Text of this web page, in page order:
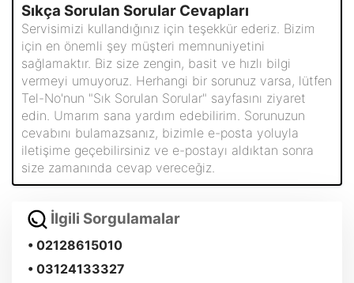
Sıkça Sorulan Sorular Cevapları
Servisimizi kullandığınız için teşekkür ederiz. Bizim
için en önemli şey müşteri memnuniyetini
sağlamaktır. Biz size zengin, basit ve hızlı bilgi
vermeyi umuyoruz. Herhangi bir sorunuz varsa, lütfen
Tel-No'nun "Sık Sorulan Sorular" sayfasını ziyaret
edin. Umarım sana yardım edebilirim. Sorunuzun
cevabını bulamazsanız, bizimle e-posta yoluyla
iletişime geçebilirsiniz ve e-postayı aldıktan sonra
size zamanında cevap vereceğiz.
İlgili Sorgulamalar
• 02128615010
• 03124133327